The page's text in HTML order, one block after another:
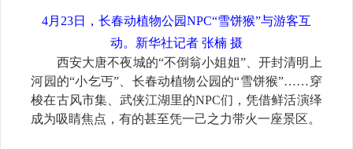
4月23日，长春动植物公园NPC“雪饼猴”与游客互
动。新华社记者 张楠 摄
西安大唐不夜城的“不倒翁小姐姐”、开封清明上
河园的“小乞丐”、长春动植物公园的“雪饼猴”……穿
梭在古风市集、武侠江湖里的NPC们，凭借鲜活演绎
成为吸睛焦点，有的甚至凭一己之力带火一座景区。